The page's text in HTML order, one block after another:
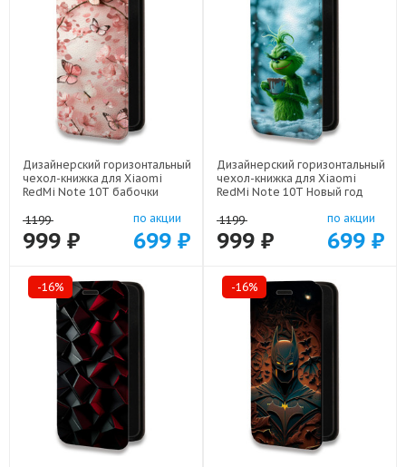
Дизайнерский горизонтальный
чехол-книжка для Xiaomi
RedMi Note 10T бабочки
1199
999 ₽
по акции
699 ₽
Дизайнерский горизонтальный
чехол-книжка для Xiaomi
RedMi Note 10T Новый год
1199
999 ₽
по акции
699 ₽
-16% -16%